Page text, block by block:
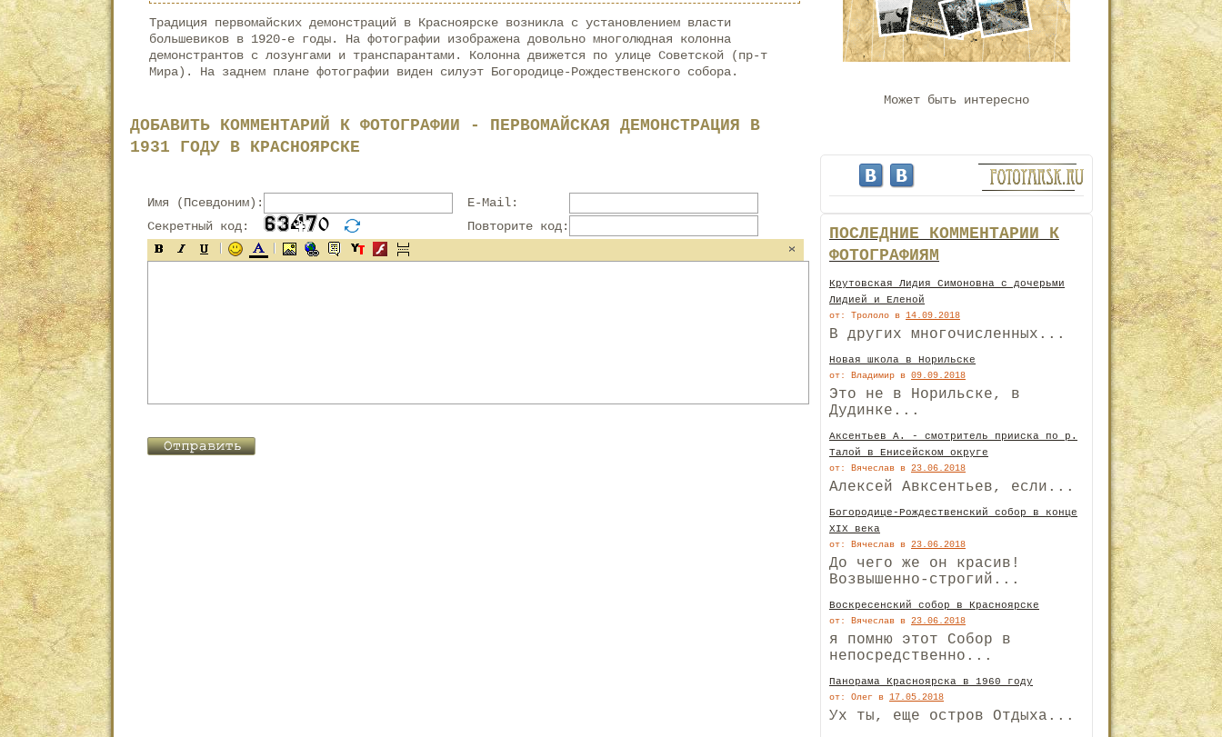
Традиция первомайских демонстраций в Красноярске возникла с установлением власти
большевиков в 1920-е годы. На фотографии изображена довольно многолюдная колонна
демонстрантов с лозунгами и транспарантами. Колонна движется по улице Советской (пр-т
Мира). На заднем плане фотографии виден силуэт Богородице-Рождественского собора.
ДОБАВИТЬ КОММЕНТАРИЙ К ФОТОГРАФИИ - ПЕРВОМАЙСКАЯ ДЕМОНСТРАЦИЯ В
1931 ГОДУ В КРАСНОЯРСКЕ
Имя (Псевдоним):
E-Mail:
Секретный код:
Повторите код:
Может быть интересно
ПОСЛЕДНИЕ КОММЕНТАРИИ К
ФОТОГРАФИЯМ
Крутовская Лидия Симоновна с дочерьми
Лидией и Еленой
от: Трололо в 14.09.2018
В других многочисленных...
Новая школа в Норильске
от: Владимир в 09.09.2018
Это не в Норильске, в
Дудинке...
Аксентьев А. - смотритель прииска по р.
Талой в Енисейском округе
от: Вячеслав в 23.06.2018
Алексей Авксентьев, если...
Богородице-Рождественский собор в конце
XIX века
от: Вячеслав в 23.06.2018
До чего же он красив!
Возвышенно-строгий...
Воскресенский собор в Красноярске
от: Вячеслав в 23.06.2018
я помню этот Собор в
непосредственно...
Панорама Красноярска в 1960 году
от: Олег в 17.05.2018
Ух ты, еще остров Отдыха...